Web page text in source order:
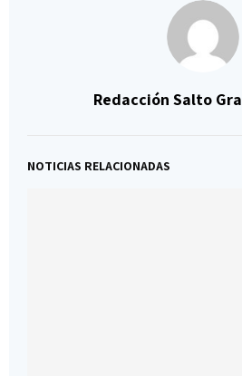
Redacción Salto
NOTICIAS RELACIONADAS